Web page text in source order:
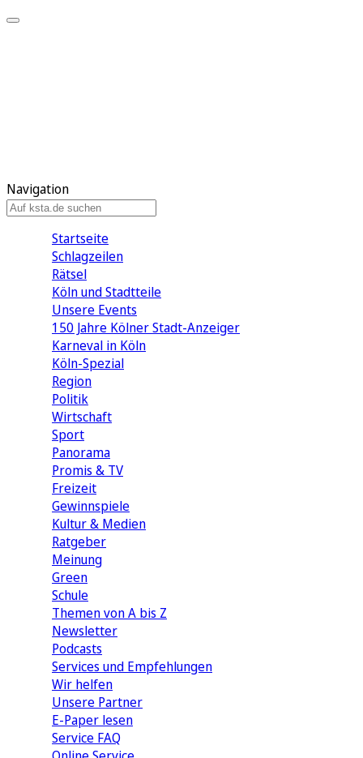
Navigation
Startseite
Schlagzeilen
Rätsel
Köln und Stadtteile
Unsere Events
150 Jahre Kölner Stadt-Anzeiger
Karneval in Köln
Köln-Spezial
Region
Politik
Wirtschaft
Sport
Panorama
Promis & TV
Freizeit
Gewinnspiele
Kultur & Medien
Ratgeber
Meinung
Green
Schule
Themen von A bis Z
Newsletter
Podcasts
Services und Empfehlungen
Wir helfen
Unsere Partner
E-Paper lesen
Service FAQ